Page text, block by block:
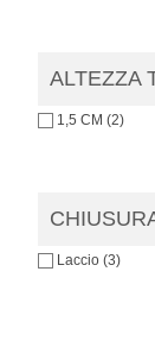
ALTEZZA
1,5 CM (2)
Laccio (3)